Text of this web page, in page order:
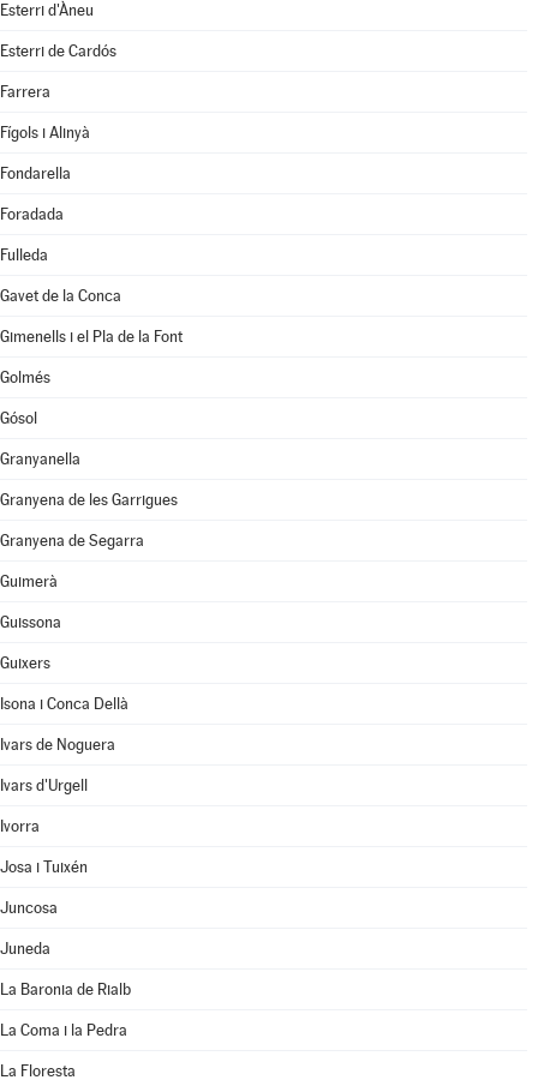
Esterri d'Àneu
Esterri de Cardós
Farrera
Fígols i Alinyà
Fondarella
Foradada
Fulleda
Gavet de la Conca
Gimenells i el Pla de la Font
Golmés
Gósol
Granyanella
Granyena de les Garrigues
Granyena de Segarra
Guimerà
Guissona
Guixers
Isona i Conca Dellà
Ivars de Noguera
Ivars d'Urgell
Ivorra
Josa i Tuixén
Juncosa
Juneda
La Baronia de Rialb
La Coma i la Pedra
La Floresta